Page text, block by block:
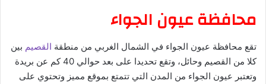
محافظة عيون الجواء
تقع محافظة عيون الجواء في الشمال الغربي من منطقة القصيم بين
كلا من القصيم وحائل، وتقع تحديدا على بعد حوالي 40 كم عن بريدة
وتعتبر عيون الجواء من المدن التي تتمتع بموقع مميز وتحتوي على